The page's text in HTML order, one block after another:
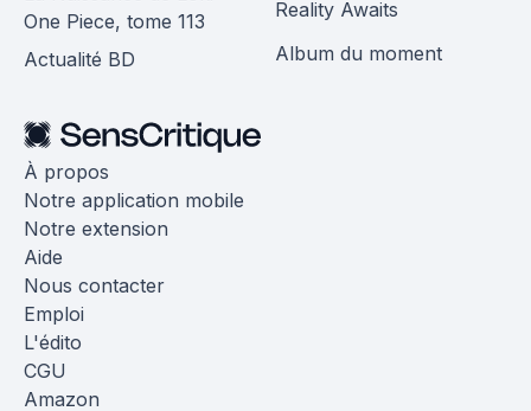
One Piece, tome 113
Actualité BD
Reality Awaits
Album du moment
À propos
Notre application mobile
Notre extension
Aide
Nous contacter
Emploi
L'édito
CGU
Amazon